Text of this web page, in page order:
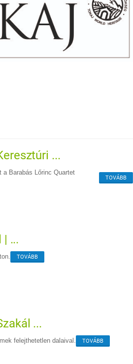
...
Barabás Lőrinc Quartet
TOVÁBB
...
TOVÁBB
...
felejthetetlen dalaival. TOVÁBB